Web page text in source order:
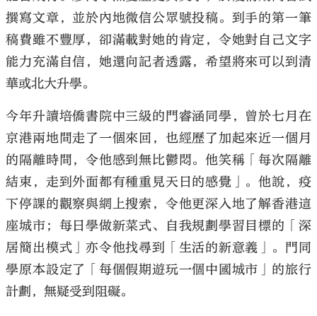
撰寫文章，並於內地微信公眾號投稿。到手的第一筆
稿費雖不豐厚，卻滿載對她的肯定，令她對自己文字
能力充滿自信，她還向記者透露，希望將來可以到清
華或北大升學。
今年升讀培僑書院中三級的門睿涵同學，曾於七月在
京港兩地間走了一個來回，也經歷了加起來近一個月
的隔離時間，令他感到無比鬱悶。他笑稱「每次隔離
結束，走到外面都有種重見天日的感覺」。他說，疫
下停課的觀察與網上搜索，令他更深入地了解香港這
座城市；每日學做新菜式、自我規劃學習目標的「深
居簡出模式」亦令他找尋到「生活的新意義」。門同
學原本設定了「每個假期遊玩一個中國城市」的旅行
計劃，無疑受到阻礙。